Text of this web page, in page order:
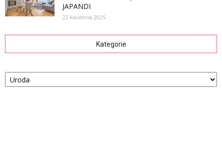
JAPANDI
22 kwietnia 2025
Kategorie
Kategorie